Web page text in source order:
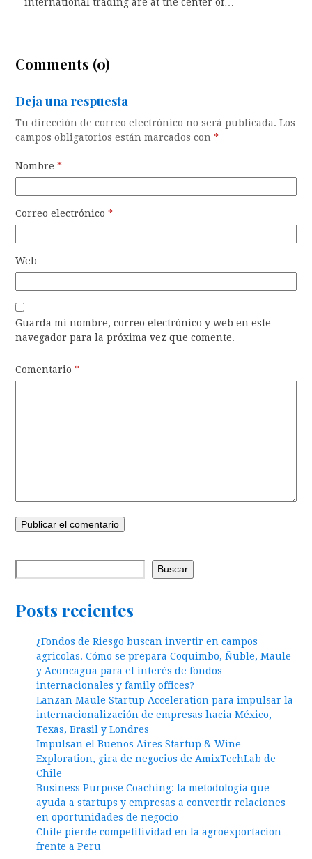
Comments (0)
Deja una respuesta
Tu dirección de correo electrónico no será publicada. Los
campos obligatorios están marcados con*
Nombre*
Correo electrónico*
Web
Guarda mi nombre, correo electrónico y web en este
navegador para la próxima vez que comente.
Comentario*
Buscar
Posts recientes
¿Fondos de Riesgo buscan invertir en campos
agricolas. Cómo se prepara Coquimbo, Ñuble, Maule
y Aconcagua para el interés de fondos
internacionales y family offices?
Lanzan Maule Startup Acceleration para impulsar la
internacionalización de empresas hacia México,
Texas, Brasil y Londres
Impulsan el Buenos Aires Startup & Wine
Exploration, gira de negocios de AmixTechLab de
Chile
Business Purpose Coaching: la metodología que
ayuda a startups y empresas a convertir relaciones
en oportunidades de negocio
Chile pierde competitividad en la agroexportacion
frente a Peru